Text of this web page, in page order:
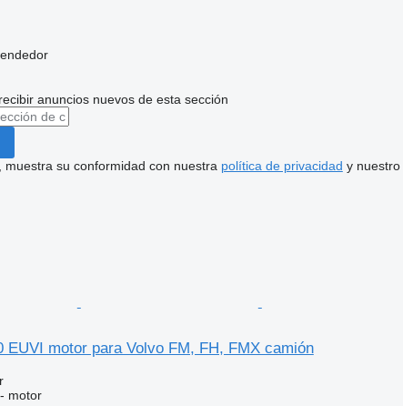
anuncios nuevos de esta sección
muestra su conformidad con nuestra política de privacidad y nuestro
EUVI motor para Volvo FM, FH, FMX camión
motor